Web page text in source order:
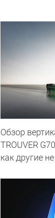
Обзор
TROUVER
как другие